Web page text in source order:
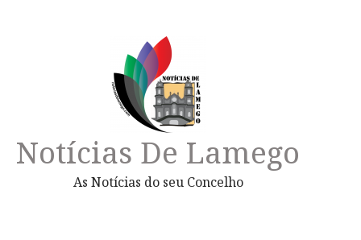
Notícias De Lamego
As Notícias do seu Concelho